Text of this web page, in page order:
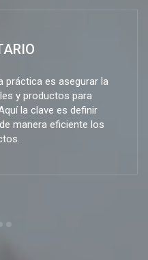
práctica es asegurar la
y productos para
la clave es definir
manera eficiente los